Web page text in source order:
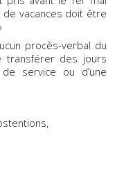
de vacances doit être
procès-verbal du
transférer des jours
service ou d’une